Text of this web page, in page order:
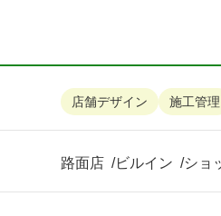
店舗デザイン 施工管理
路面店 ビルイン ショ